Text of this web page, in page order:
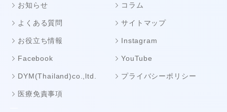
お知らせ コラム
よくある質問 サイトマップ
お役立ち情報 Instagram
Facebook YouTube
DYM(Thailand)co.,ltd. プライバシーポリシー
医療免責事項